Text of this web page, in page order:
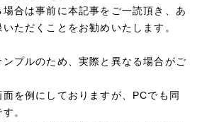
合は事前に本記事をご一読頂き、あ
ただくことをお勧めいたします。
プルのため、実際と異なる場合がご
を例にしておりますが、PCでも同
。